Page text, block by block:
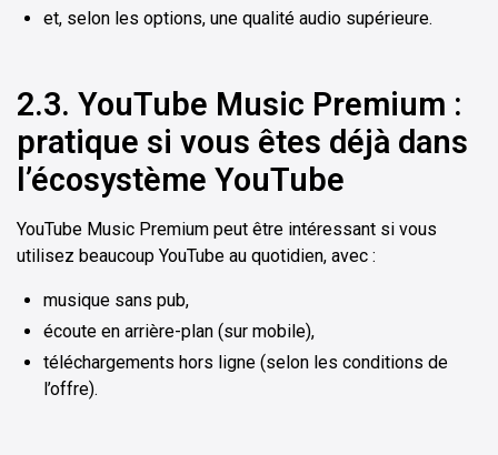
et, selon les options, une qualité audio supérieure.
2.3. YouTube Music Premium :
pratique si vous êtes déjà dans
l’écosystème YouTube
YouTube Music Premium peut être intéressant si vous
utilisez beaucoup YouTube au quotidien, avec :
musique sans pub,
écoute en arrière-plan (sur mobile),
téléchargements hors ligne (selon les conditions de
l’offre).